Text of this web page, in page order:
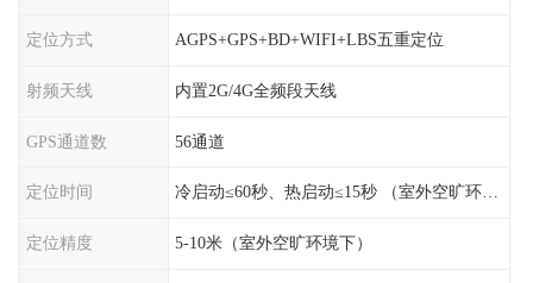
定位方式 AGPS+GPS+BD+WIFI+LBS五重定位
射频天线 内置2G/4G全频段天线
GPS通道数 56通道
定位时间 冷启动≤60秒、热启动≤15秒 （室外空旷环境）
定位精度 5-10米（室外空旷环境下）